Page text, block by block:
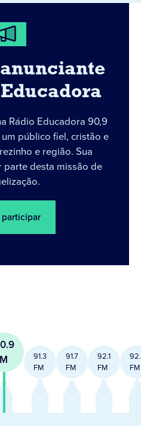
Rádio Educadora 90,9
público fiel, cristão e
e região. Sua
desta missão de
91.3
FM
91.7
FM
92.1
FM
FM